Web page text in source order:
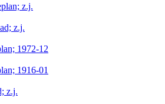
z.j.
z.j.
1972-12
1916-01
z.j.